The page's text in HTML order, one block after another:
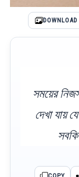
DOWNLOAD
সময়ের
দেখা যায়